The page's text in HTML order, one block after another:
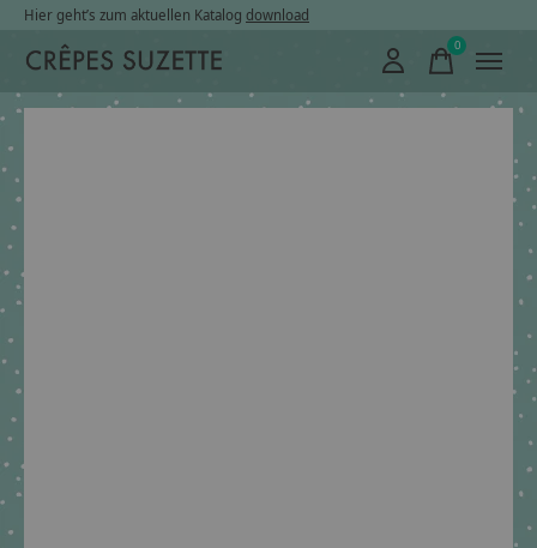
Hier geht’s zum aktuellen Katalog download
0items